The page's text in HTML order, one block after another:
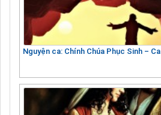
Nguyện ca: Chính Chúa Phục Sinh –